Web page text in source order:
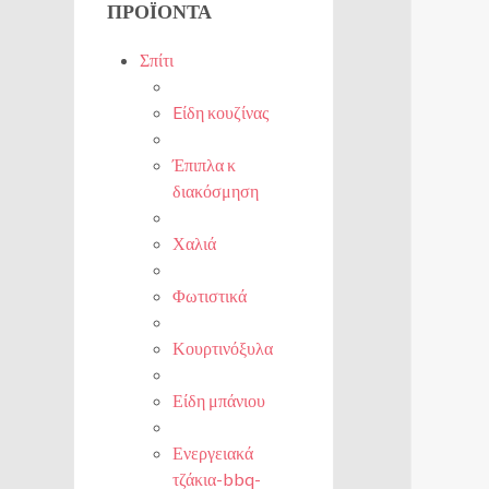
ΠΡΟΪΌΝΤΑ
Σπίτι
Eίδη κουζίνας
Έπιπλα κ
διακόσμηση
Χαλιά
Φωτιστικά
Κουρτινόξυλα
Είδη μπάνιου
Ενεργειακά
τζάκια-bbq-